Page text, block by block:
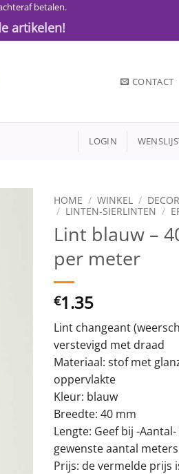
betalen.
artikelen!
CONTACT
LOGIN
HOME / WINKEL /
/ LINTEN-SIERLINTEN /
Lint blauw –
per meter
€1.35
Lint changeant
verstevigd met draad
Materiaal: stof met
oppervlakte
Kleur: blauw
Breedte: 40 mm
Lengte: Geef bij -
gewenste aantal
Prijs: de vermelde prijs